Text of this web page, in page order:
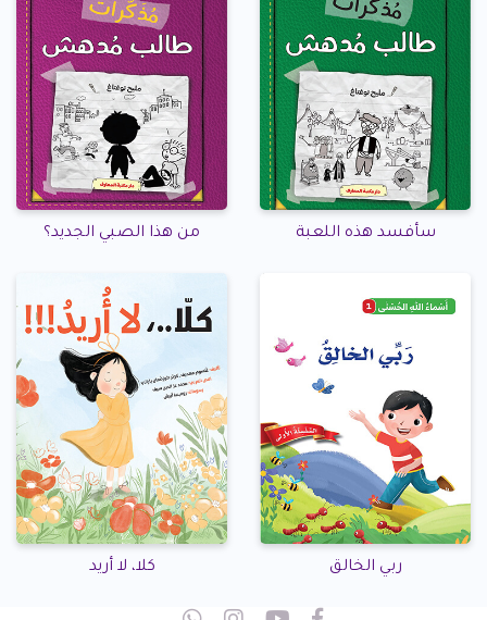
سأفسد هذه اللعبة من هذا الصبي الجديد؟
ربي الخالق كلا، لا أريد